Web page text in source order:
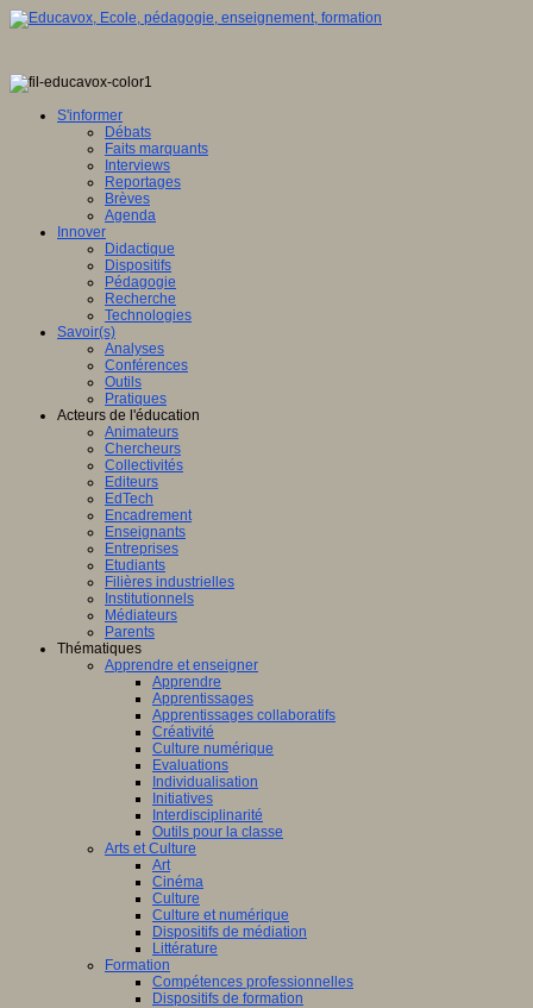
S'informer
Débats
Faits marquants
Interviews
Reportages
Brèves
Agenda
Innover
Didactique
Dispositifs
Pédagogie
Recherche
Technologies
Savoir(s)
Analyses
Conférences
Outils
Pratiques
Acteurs de l'éducation
Animateurs
Chercheurs
Collectivités
Editeurs
EdTech
Encadrement
Enseignants
Entreprises
Etudiants
Filières industrielles
Institutionnels
Médiateurs
Parents
Thématiques
Apprendre et enseigner
Apprendre
Apprentissages
Apprentissages collaboratifs
Créativité
Culture numérique
Evaluations
Individualisation
Initiatives
Interdisciplinarité
Outils pour la classe
Arts et Culture
Art
Cinéma
Culture
Culture et numérique
Dispositifs de médiation
Littérature
Formation
Compétences professionnelles
Dispositifs de formation